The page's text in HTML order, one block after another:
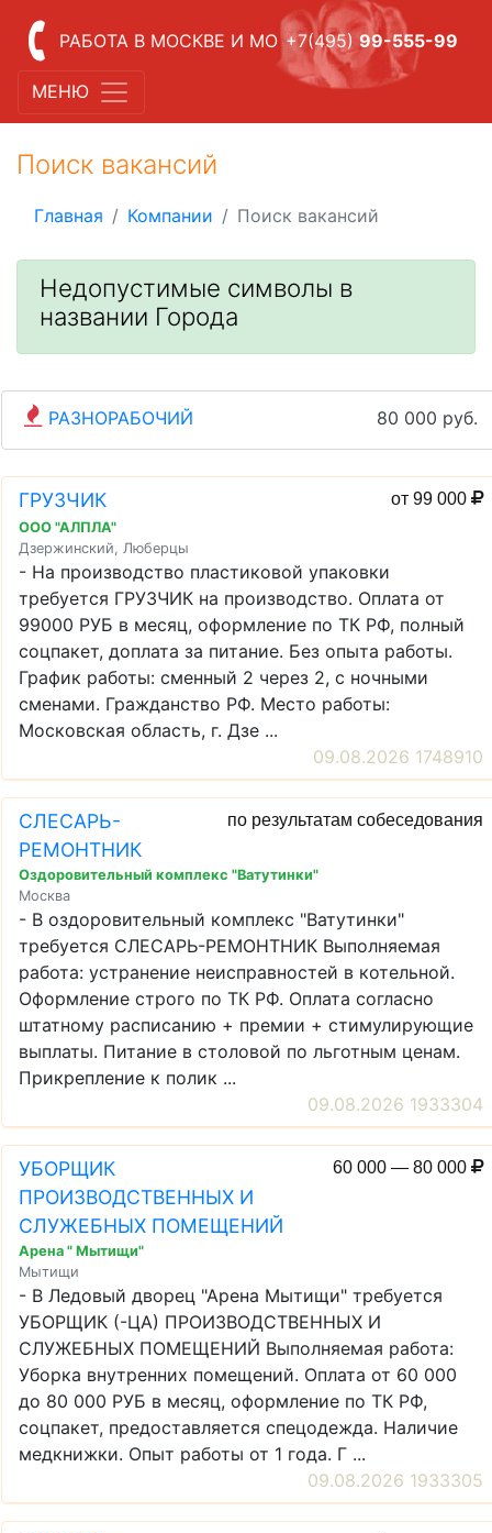
РАБОТА В МОСКВЕ И МО +7(495) 99-555-99
МЕНЮ
Поиск вакансий
Главная Компании Поиск вакансий
Недопустимые символы в
названии Города
РАЗНОРАБОЧИЙ 80 000 руб.
ГРУЗЧИК от 99 000
ООО "АЛПЛА"
Дзержинский, Люберцы
- На производство пластиковой упаковки
требуется ГРУЗЧИК на производство. Оплата от
99000 РУБ в месяц, оформление по ТК РФ, полный
соцпакет, доплата за питание. Без опыта работы.
График работы: сменный 2 через 2, с ночными
сменами. Гражданство РФ. Место работы:
Московская область, г. Дзе ...
09.08.2026 1748910
СЛЕСАРЬ-
РЕМОНТНИК
по результатам собеседования
Оздоровительный комплекс "Ватутинки"
Москва
- В оздоровительный комплекс "Ватутинки"
требуется СЛЕСАРЬ-РЕМОНТНИК Выполняемая
работа: устранение неисправностей в котельной.
Оформление строго по ТК РФ. Оплата согласно
штатному расписанию + премии + стимулирующие
выплаты. Питание в столовой по льготным ценам.
Прикрепление к полик ...
09.08.2026 1933304
УБОРЩИК
ПРОИЗВОДСТВЕННЫХ И
СЛУЖЕБНЫХ ПОМЕЩЕНИЙ
60 000 — 80 000
Арена " Мытищи"
Мытищи
- В Ледовый дворец "Арена Мытищи" требуется
УБОРЩИК (-ЦА) ПРОИЗВОДСТВЕННЫХ И
СЛУЖЕБНЫХ ПОМЕЩЕНИЙ Выполняемая работа:
Уборка внутренних помещений. Оплата от 60 000
до 80 000 РУБ в месяц, оформление по ТК РФ,
соцпакет, предоставляется спецодежда. Наличие
медкнижки. Опыт работы от 1 года. Г ...
09.08.2026 1933305